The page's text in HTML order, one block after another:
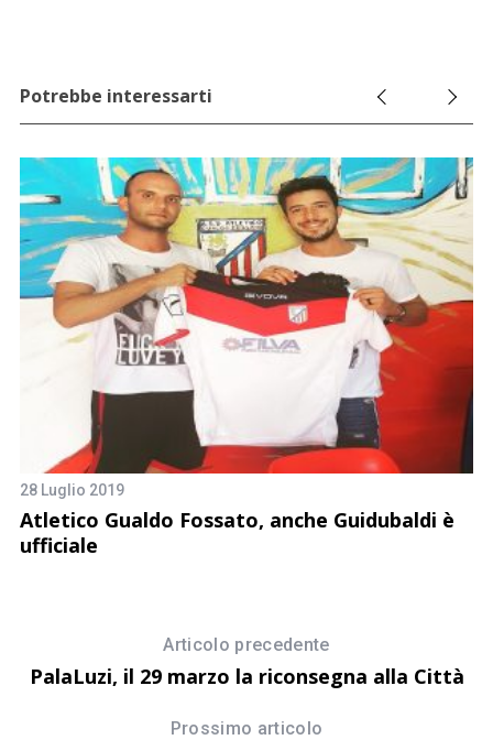
Potrebbe interessarti
28 Luglio 2019
Atletico Gualdo Fossato, anche Guidubaldi è
ufficiale
Articolo precedente
PalaLuzi, il 29 marzo la riconsegna alla Città
Prossimo articolo